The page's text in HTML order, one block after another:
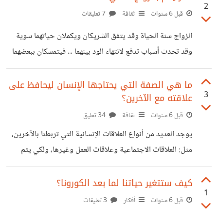
في إجازة دون الحاجة لضغط عمل كانت تجربة جميلة وفي غاية
*وأنتم ماذا عنكم؟ ماذا تغير بك بعد فترة الإجازة الطويلة
الاجبارية؟*
2
قبل 6 سنوات ثقافة
الزواج سنة الحياة وقد يتفق الشريكان ويكملان حياتهما سوية
وقد تحدث أسباب تدفع لانتهاء الود بينهما .. فيتمسكان ببعضهما
لوجود أطفال لديهم خوفاً على مستقبلهم. هنا يظهر الزواج الثاني
كحل للشريك لإيجاد شريكة حياة يتفاهم معها ويتبادلان الود .
وقد يحدث قرار الزواج الثاني رغبة بالإنجاب في حال تعذره من
الزوجة الأولى وغيرها من الأسباب.. بعد هذا التوضيح البسيط
لسيناريو الذهاب للزواج الثاني *ما رأيكم بالزواج الثاني؟* هل
فيه ظلم للزوجة الأولى التي رفضت الإنفصال لأجل أطفالها، أم
3
ما هي الصفة التي يحتاجها الإنسان ليحافظ على
علاقته مع الآخرين؟
قبل 6 سنوات ثقافة
يوجد العديد من أنواع العلاقات الإنسانية التي تربطنا بالآخرين،
مثل: العلاقات الاجتماعية وعلاقات العمل وغيرها، ولكي يتم
الحفاظ على العلاقات مع الآخرين هناك مجموعة من الصفات
الواجب توافرها لتستمر العلاقة بشكل سليم وصحيح. أعتقد أن
الإحترام من أهم الصفات التي تساهم في الحفاظ على العلاقات
1
كيف ستتغير حياتنا لما بعد الكورونا؟
قبل 6 سنوات أفكار